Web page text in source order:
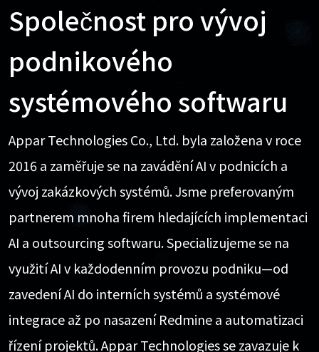
Společnost pro vývoj
podnikového
systémového softwaru
Appar Technologies Co., Ltd. byla založena v roce
2016 a zaměřuje se na zavádění AI v podnicích a
vývoj zakázkových systémů. Jsme preferovaným
partnerem mnoha firem hledajících implementaci
AI a outsourcing softwaru. Specializujeme se na
využití AI v každodenním provozu podniku—od
zavedení AI do interních systémů a systémové
integrace až po nasazení Redmine a automatizaci
řízení projektů. Appar Technologies se zavazuje k